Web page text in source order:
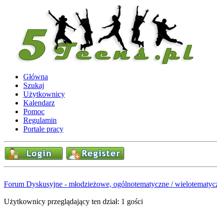
Główna
Szukaj
Użytkownicy
Kalendarz
Pomoc
Regulamin
Portale pracy
Forum Dyskusyjne - młodzieżowe, ogólnotematyczne /
Użytkownicy przeglądający ten dział: 1 gości